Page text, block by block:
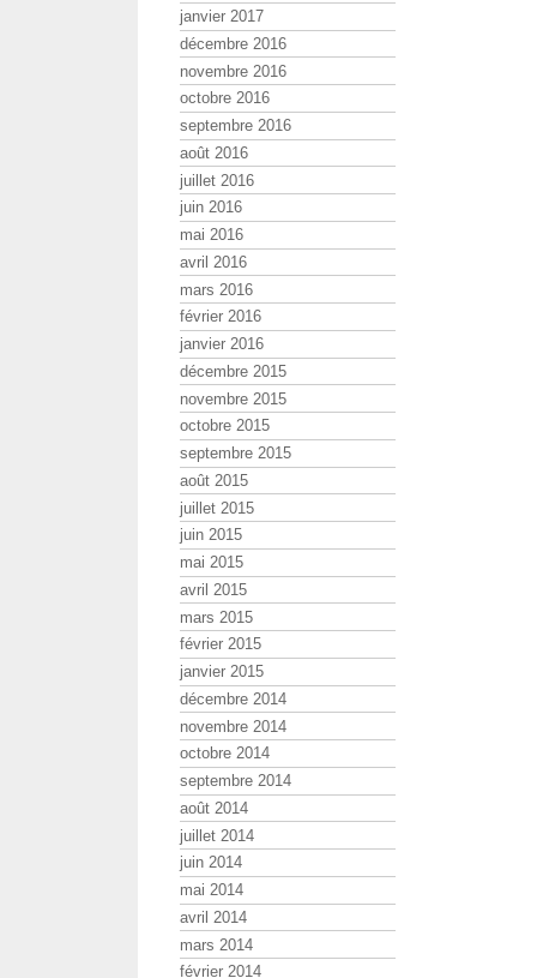
janvier 2017
décembre 2016
novembre 2016
octobre 2016
septembre 2016
août 2016
juillet 2016
juin 2016
mai 2016
avril 2016
mars 2016
février 2016
janvier 2016
décembre 2015
novembre 2015
octobre 2015
septembre 2015
août 2015
juillet 2015
juin 2015
mai 2015
avril 2015
mars 2015
février 2015
janvier 2015
décembre 2014
novembre 2014
octobre 2014
septembre 2014
août 2014
juillet 2014
juin 2014
mai 2014
avril 2014
mars 2014
février 2014